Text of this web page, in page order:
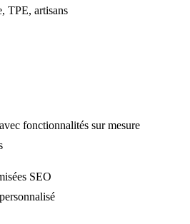
TPE, artisans
fonctionnalités sur mesure
SEO